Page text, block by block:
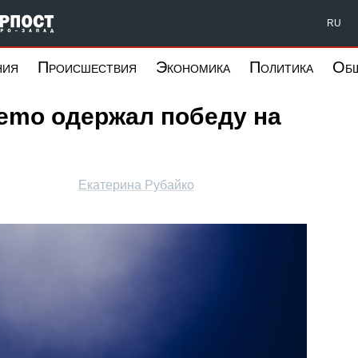
Форпост Северо-Запад RU
Происшествия Экономика Политика
одержал победу на
Екатерина Рубайко